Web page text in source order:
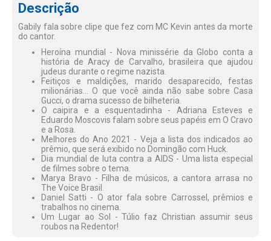
Descrição
Gabily fala sobre clipe que fez com MC Kevin antes da morte
do cantor.
Heroína mundial - Nova minissérie da Globo conta a
história de Aracy de Carvalho, brasileira que ajudou
judeus durante o regime nazista.
Feitiços e maldições, marido desaparecido, festas
milionárias... O que você ainda não sabe sobre Casa
Gucci, o drama sucesso de bilheteria.
O caipira e a esquentadinha - Adriana Esteves e
Eduardo Moscovis falam sobre seus papéis em O Cravo
e a Rosa.
Melhores do Ano 2021 - Veja a lista dos indicados ao
prêmio, que será exibido no Domingão com Huck.
Dia mundial de luta contra a AIDS - Uma lista especial
de filmes sobre o tema.
Marya Bravo - Filha de músicos, a cantora arrasa no
The Voice Brasil.
Daniel Satti - O ator fala sobre Carrossel, prêmios e
trabalhos no cinema.
Um Lugar ao Sol - Túlio faz Christian assumir seus
roubos na Redentor!